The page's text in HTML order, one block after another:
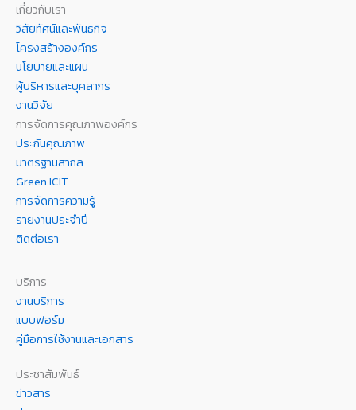
เกี่ยวกับเรา
วิสัยทัศน์และพันธกิจ
โครงสร้างองค์กร
นโยบายและแผน
ผู้บริหารและบุคลากร
งานวิจัย
การจัดการคุณภาพองค์กร
ประกันคุณภาพ
มาตรฐานสากล
Green ICIT
การจัดการความรู้
รายงานประจำปี
ติดต่อเรา
บริการ
งานบริการ
แบบฟอร์ม
คู่มือการใช้งานและเอกสาร
ประชาสัมพันธ์
ข่าวสาร